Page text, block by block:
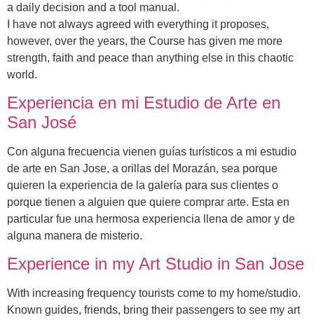
a daily decision and a tool manual.
I have not always agreed with everything it proposes,
however, over the years, the Course has given me more
strength, faith and peace than anything else in this chaotic
world.
Experiencia en mi Estudio de Arte en
San José
Con alguna frecuencia vienen guías turísticos a mi estudio
de arte en San Jose, a orillas del Morazán, sea porque
quieren la experiencia de la galería para sus clientes o
porque tienen a alguien que quiere comprar arte. Esta en
particular fue una hermosa experiencia llena de amor y de
alguna manera de misterio.
Experience in my Art Studio in San Jose
With increasing frequency tourists come to my home/studio.
Known guides, friends, bring their passengers to see my art